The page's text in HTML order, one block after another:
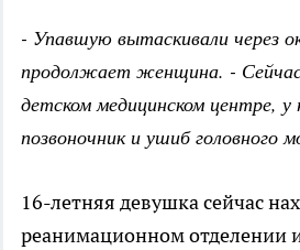
- Упавшую вытаскивали через
продолжает женщина. -
детском медицинском центре, у
позвоночник и ушиб головного
16-летняя девушка сейчас
реанимационном отделении